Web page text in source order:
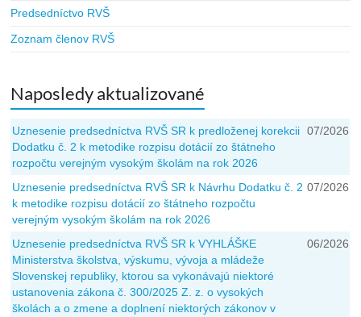
Predsedníctvo RVŠ
Zoznam členov RVŠ
Naposledy aktualizované
Uznesenie predsedníctva RVŠ SR k predloženej korekcii
Dodatku č. 2 k metodike rozpisu dotácií zo štátneho
rozpočtu verejným vysokým školám na rok 2026
07/2026
Uznesenie predsedníctva RVŠ SR k Návrhu Dodatku č. 2
k metodike rozpisu dotácií zo štátneho rozpočtu
verejným vysokým školám na rok 2026
07/2026
Uznesenie predsedníctva RVŠ SR k VYHLÁŠKE
Ministerstva školstva, výskumu, vývoja a mládeže
Slovenskej republiky, ktorou sa vykonávajú niektoré
ustanovenia zákona č. 300/2025 Z. z. o vysokých
školách a o zmene a doplnení niektorých zákonov v
06/2026